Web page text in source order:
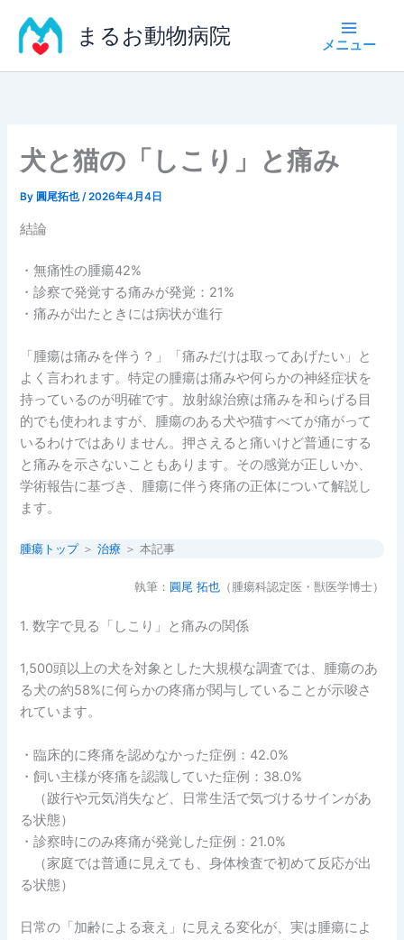
ス
まるお動物病院
犬と猫の「しこり」と痛み
By 圓尾拓也/2026年4月4日
結論
・無痛性の腫瘍42%
・診察で発覚する痛みが発覚：21%
・痛みが出たときには病状が進行
「腫瘍は痛みを伴う？」「痛みだけは取ってあげたい」と
よく言われます。特定の腫瘍は痛みや何らかの神経症状を
持っているのが明確です。放射線治療は痛みを和らげる目
的でも使われますが、腫瘍のある犬や猫すべてが痛がって
いるわけではありません。押さえると痛いけど普通にする
と痛みを示さないこともあります。その感覚が正しいか、
学術報告に基づき、腫瘍に伴う疼痛の正体について解説し
ます。
腫瘍トップ ＞治療 ＞ 本記事
執筆： 圓尾 拓也（腫瘍科認定医・獣医学博士）
1. 数字で見る「しこり」と痛みの関係
1,500頭以上の犬を対象とした大規模な調査では、腫瘍のあ
る犬の約58%に何らかの疼痛が関与していることが示唆さ
れています。
・臨床的に疼痛を認めなかった症例：42.0%
・飼い主様が疼痛を認識していた症例：38.0%
（跛行や元気消失など、日常生活で気づけるサインがあ
る状態）
・診察時にのみ疼痛が発覚した症例：21.0%
（家庭では普通に見えても、身体検査で初めて反応が出
る状態）
日常の「加齢による衰え」に見える変化が、実は腫瘍によ